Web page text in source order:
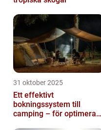
31 oktober 2025
Ett effektivt
bokningssystem till
camping – för optimerad